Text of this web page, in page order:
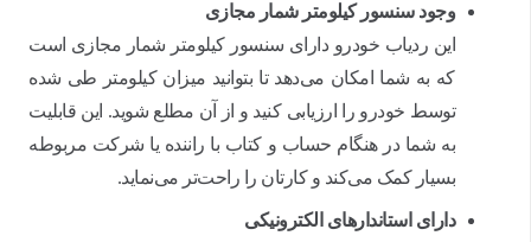
وجود سنسور کیلومتر شمار مجازی
این ردیاب خودرو دارای سنسور کیلومتر شمار مجازی است
که به شما امکان می‌دهد تا بتوانید میزان کیلومتر طی شده
توسط خودرو را ارزیابی کنید و از آن مطلع شوید. این قابلیت
به شما در هنگام حساب و کتاب با راننده یا شرکت مربوطه
بسیار کمک می‌کند و کارتان را راحت‌تر می‌نماید.
دارای استاندارهای الکترونیکی